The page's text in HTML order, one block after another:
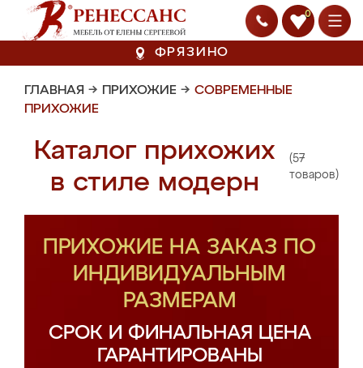
0
ФРЯЗИНО
ГЛАВНАЯ → ПРИХОЖИЕ → СОВРЕМЕННЫЕ
ПРИХОЖИЕ
Каталог прихожих
в стиле модерн
(57
товаров)
ПРИХОЖИЕ НА ЗАКАЗ ПО
ИНДИВИДУАЛЬНЫМ
РАЗМЕРАМ
СРОК И ФИНАЛЬНАЯ ЦЕНА
ГАРАНТИРОВАНЫ